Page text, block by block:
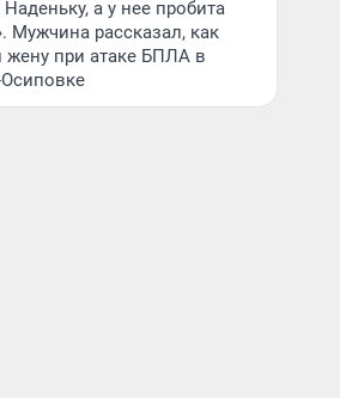
а у нее пробита
Мужчина рассказал, как
жену при атаке БПЛА в